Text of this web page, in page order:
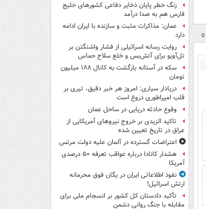
زنگ خطر پایان ذخایر دفاعی کشورهای خلیج
فارس هم به صدا درآمد
عمان: مذاکرات مثبت و سازنده با ایران ادامه
دارد
روایت رسانه اسرائیلی از فشار واشنگتن بر
تل‌آویو برای آتش‌بس و خلع سلاح حماس
سکه در آستانه بازگشت به کانال ۱۸۸ میلیون
تومان
دریادار سیاری: امروز هر خبر دقیق، تیری بر
قلب امپراطوری دروغ است
وقوع حادثه دریایی در ساحل عمان
تاکید الزیدی بر خروج نیروهای آمریکایی از
عراق در تاریخ تعیین شده
اعتراضات گسترده در آلمان علیه دولت مرتس
هشدار کانادا درباره عواقب تعرفه ۵۰ درصدی
آمریکا
نفوذ اطلاعاتی ایران در یگان فوق محرمانه
ارتش اسرائیل!
تأکید دادستان کل کشور بر انسجام ملی برای
مقابله با جنگ روانی دشمن